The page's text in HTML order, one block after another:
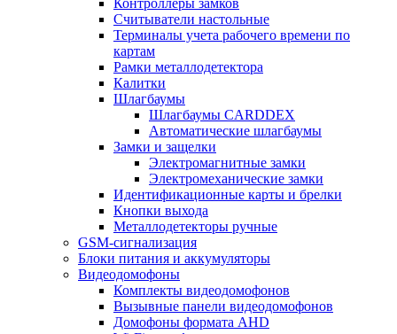
Контроллеры замков
Считыватели настольные
Терминалы учета рабочего времени по
картам
Рамки металлодетектора
Калитки
Шлагбаумы
Шлагбаумы CARDDEX
Автоматические шлагбаумы
Замки и защелки
Электромагнитные замки
Электромеханические замки
Идентификационные карты и брелки
Кнопки выхода
Металлодетекторы ручные
GSM-сигнализация
Блоки питания и аккумуляторы
Видеодомофоны
Комплекты видеодомофонов
Вызывные панели видеодомофонов
Домофоны формата AHD